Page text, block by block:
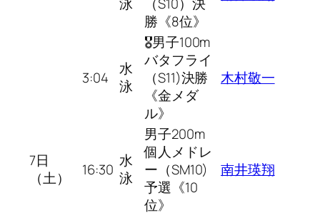
7日
（土）
勝《8位》
3:04
水
泳
🎖男子100m
バタフライ
（S11)決勝
《金メダ
ル》
木村敬一
16:30 水
泳
男子200m
個人メドレ
ー（SM10)
予選《10
位》
南井瑛翔